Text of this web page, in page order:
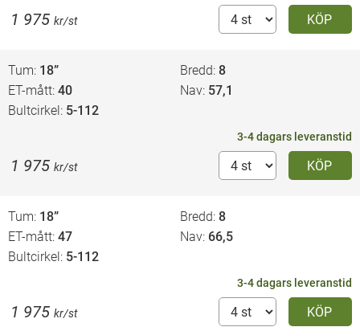
KÖP
1 975 kr/st
Tum 18” Bredd 8
ET-mått 40 Nav 57,1
Bultcirkel 5-112
3-4 dagars leveranstid
KÖP
1 975 kr/st
Tum 18” Bredd 8
ET-mått 47 Nav 66,5
Bultcirkel 5-112
3-4 dagars leveranstid
KÖP
1 975 kr/st